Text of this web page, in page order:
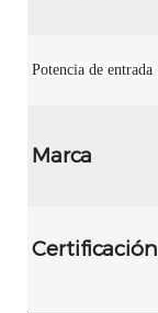
Potencia de entrada
Marca
Certificación